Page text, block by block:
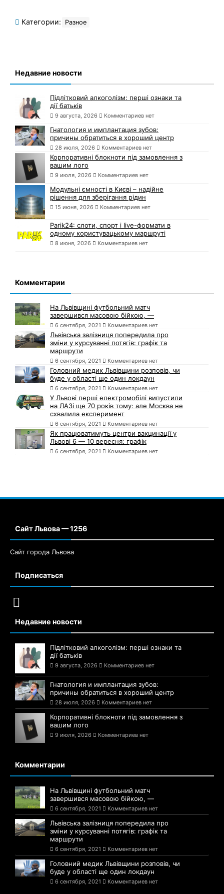
Категории: Разное
Недавние новости
Підлітковий алкоголізм: перші ознаки та
дії батьків
9 августа, 2026 Комментариев нет
Гнатология и имплантация зубов:
причины обратиться в хороший центр
28 июля, 2026 Комментариев нет
Корпоративні блокноти під замовлення з
вашим лого
9 июля, 2026 Комментариев нет
Модульні ємності в Києві – надійне
рішення для зберігання рідин
15 июня, 2026 Комментариев нет
Parik24: слоти, спорт і live-формати в
одному користувацькому маршруті
8 июня, 2026 Комментариев нет
Комментарии
На Львівщині футбольний матч
завершився масовою бійкою, —
6 сентября, 2021 Комментариев нет
Львівська залізниця попередила про
зміни у курсуванні потягів: графік та
маршрути
6 сентября, 2021 Комментариев нет
Головний медик Львівщини розповів, чи
буде у області ще один локдаун
6 сентября, 2021 Комментариев нет
У Львові перші електромобілі випустили
на ЛАЗі ще 70 років тому: але Москва не
схвалила експеримент
6 сентября, 2021 Комментариев нет
Як працюватимуть центри вакцинації у
Львові 6 — 10 вересня: графік
6 сентября, 2021 Комментариев нет
Сайт Львова — 1256
Сайт города Львова
Подписаться
Недавние новости
Підлітковий алкоголізм: перші ознаки та
дії батьків
9 августа, 2026 Комментариев нет
Гнатология и имплантация зубов:
причины обратиться в хороший центр
28 июля, 2026 Комментариев нет
Корпоративні блокноти під замовлення з
вашим лого
9 июля, 2026 Комментариев нет
Комментарии
На Львівщині футбольний матч
завершився масовою бійкою, —
6 сентября, 2021 Комментариев нет
Львівська залізниця попередила про
зміни у курсуванні потягів: графік та
маршрути
6 сентября, 2021 Комментариев нет
Головний медик Львівщини розповів, чи
буде у області ще один локдаун
6 сентября, 2021 Комментариев нет